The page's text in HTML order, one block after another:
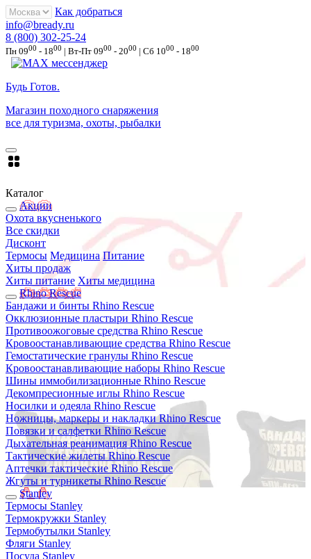
Как добраться
info@bready.ru
8 (800) 302-25-24
Пн 0900 - 1800 | Вт-Пт 0900 - 2000 | Сб 1000 - 1800
Будь Готов.
Магазин походного снаряжения
все для туризма, охоты, рыбалки
Каталог
Акции
Охота вкусненького
Все скидки
Дисконт
Термосы Медицина Питание
Хиты продаж
Хиты питание Хиты медицина
Rhino Rescue
Бандажи и бинты Rhino Rescue
Окклюзионные пластыри Rhino Rescue
Противоожоговые средства Rhino Rescue
Кровоостанавливающие средства Rhino Rescue
Гемостатические гранулы Rhino Rescue
Кровоостанавливающие наборы Rhino Rescue
Шины иммобилизационные Rhino Rescue
Декомпресионные иглы Rhino Rescue
Носилки и одеяла Rhino Rescue
Ножницы, маркеры и накладки Rhino Rescue
Повязки и салфетки Rhino Rescue
Дыхательная реанимация Rhino Rescue
Тактические жилеты Rhino Rescue
Аптечки тактические Rhino Rescue
Жгуты и турникеты Rhino Rescue
Stanley
Термосы Stanley
Термокружки Stanley
Термобутылки Stanley
Фляги Stanley
Посуда Stanley